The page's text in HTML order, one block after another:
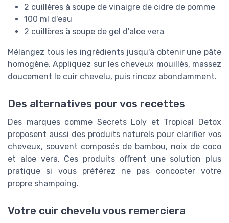
2 cuillères à soupe de vinaigre de cidre de pomme
100 ml d'eau
2 cuillères à soupe de gel d'aloe vera
Mélangez tous les ingrédients jusqu'à obtenir une pâte
homogène. Appliquez sur les cheveux mouillés, massez
doucement le cuir chevelu, puis rincez abondamment.
Des alternatives pour vos recettes
Des marques comme Secrets Loly et Tropical Detox
proposent aussi des produits naturels pour clarifier vos
cheveux, souvent composés de bambou, noix de coco
et aloe vera. Ces produits offrent une solution plus
pratique si vous préférez ne pas concocter votre
propre shampoing.
Votre cuir chevelu vous remerciera